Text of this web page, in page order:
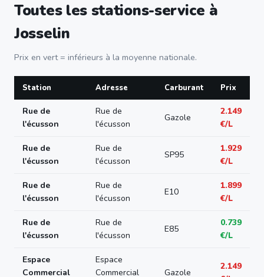
Toutes les stations-service à
Josselin
Prix en vert = inférieurs à la moyenne nationale.
Station Adresse Carburant Prix
Rue de
l'écusson
Rue de
l'écusson
Gazole
2.149
€/L
Rue de
l'écusson
Rue de
l'écusson
SP95
1.929
€/L
Rue de
l'écusson
Rue de
l'écusson
E10
1.899
€/L
Rue de
l'écusson
Rue de
l'écusson
E85
0.739
€/L
Espace
Commercial
Espace
Commercial
Gazole
2.149